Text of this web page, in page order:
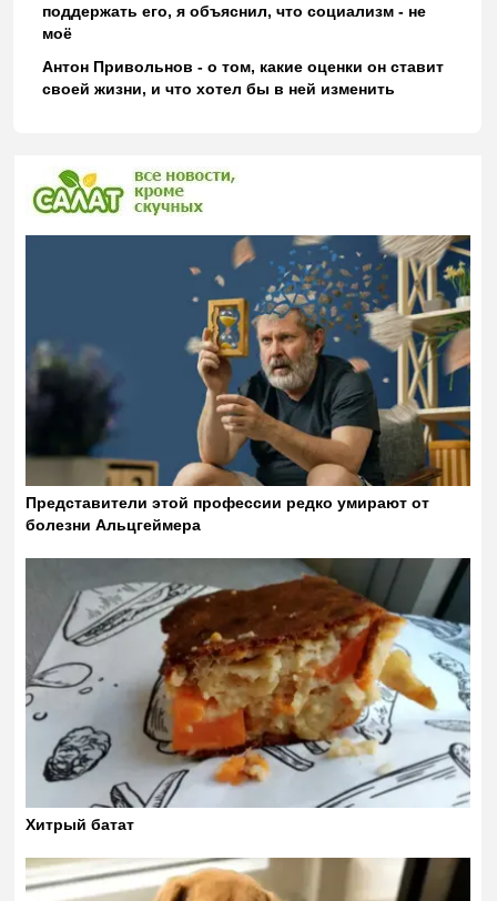
поддержать его, я объяснил, что социализм - не
моё
Антон Привольнов - о том, какие оценки он ставит
своей жизни, и что хотел бы в ней изменить